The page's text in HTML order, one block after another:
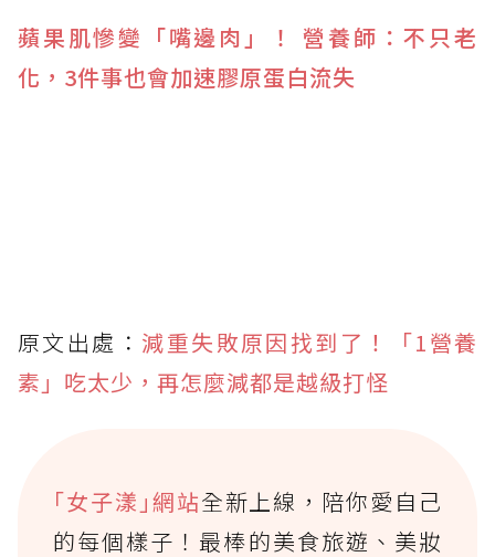
蘋果肌慘變「嘴邊肉」！ 營養師：不只老
化，3件事也會加速膠原蛋白流失
原文出處： 減重失敗原因找到了！「1營養
素」吃太少，再怎麼減都是越級打怪
｢女子漾｣網站全新上線，陪你愛自己
的每個樣子！最棒的美食旅遊、美妝